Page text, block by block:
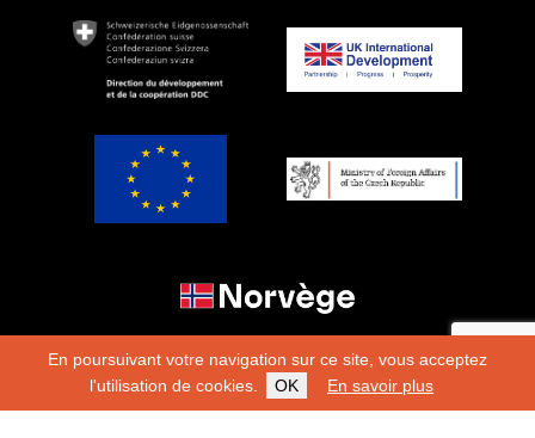
En poursuivant votre navigation sur ce site, vous acceptez
l'utilisation de cookies.
OK En savoir plus